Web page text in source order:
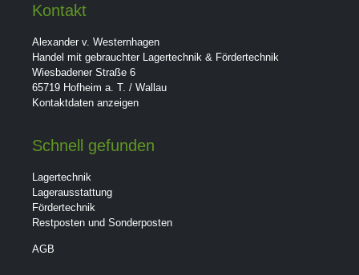
Kontakt
Alexander v. Westernhagen
Handel mit gebrauchter Lagertechnik & Fördertechnik
Wiesbadener Straße 6
65719 Hofheim a. T. / Wallau
Kontaktdaten anzeigen
Schnell gefunden
Lagertechnik
Lagerausstattung
Fördertechnik
Restposten und Sonderposten
AGB